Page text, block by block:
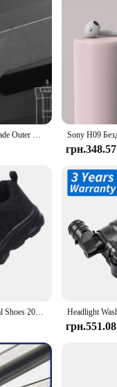
WALTETAP Square Blade Outer Round Chamfering Knife Rod SSSCR SSSCL 1212 1616 2020 2525 H09 K09 K12 M09 M12 Turning Tool
грн.348.57
Woman Sneakers Casual Shoes 2023 New Breathable Walking Mesh Lace Up Flat Vulcanized Shoes Women Tenis Running Shoes for Women
грн.551.08